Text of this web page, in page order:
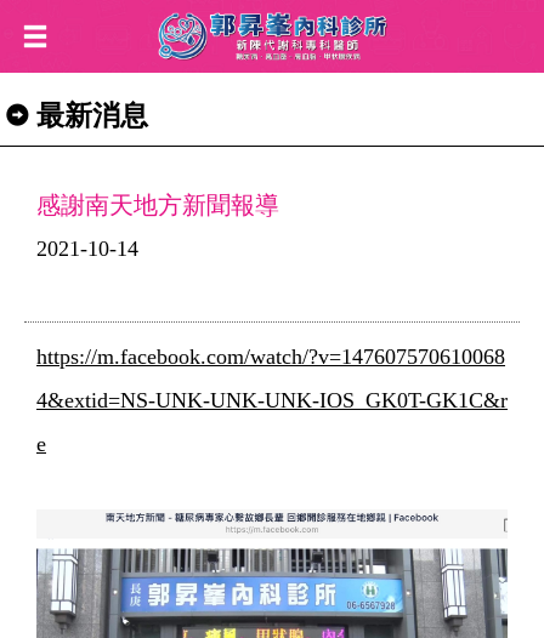
最新消息
感謝南天地方新聞報導
2021-10-14
https://m.facebook.com/watch/?v=147607570610068
4&extid=NS-UNK-UNK-UNK-IOS_GK0T-GK1C&r
e